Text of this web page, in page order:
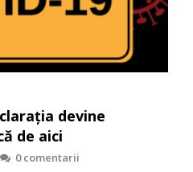
devine
de aici
0 comentarii